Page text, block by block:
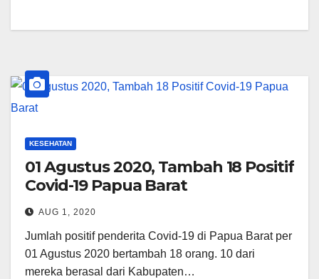
KESEHATAN
01 Agustus 2020, Tambah 18 Positif
Covid-19 Papua Barat
AUG 1, 2020
Jumlah positif penderita Covid-19 di Papua Barat per
01 Agustus 2020 bertambah 18 orang. 10 dari
mereka berasal dari Kabupaten…